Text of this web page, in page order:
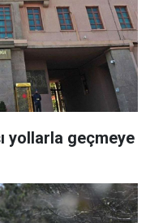
yollarla geçmeye